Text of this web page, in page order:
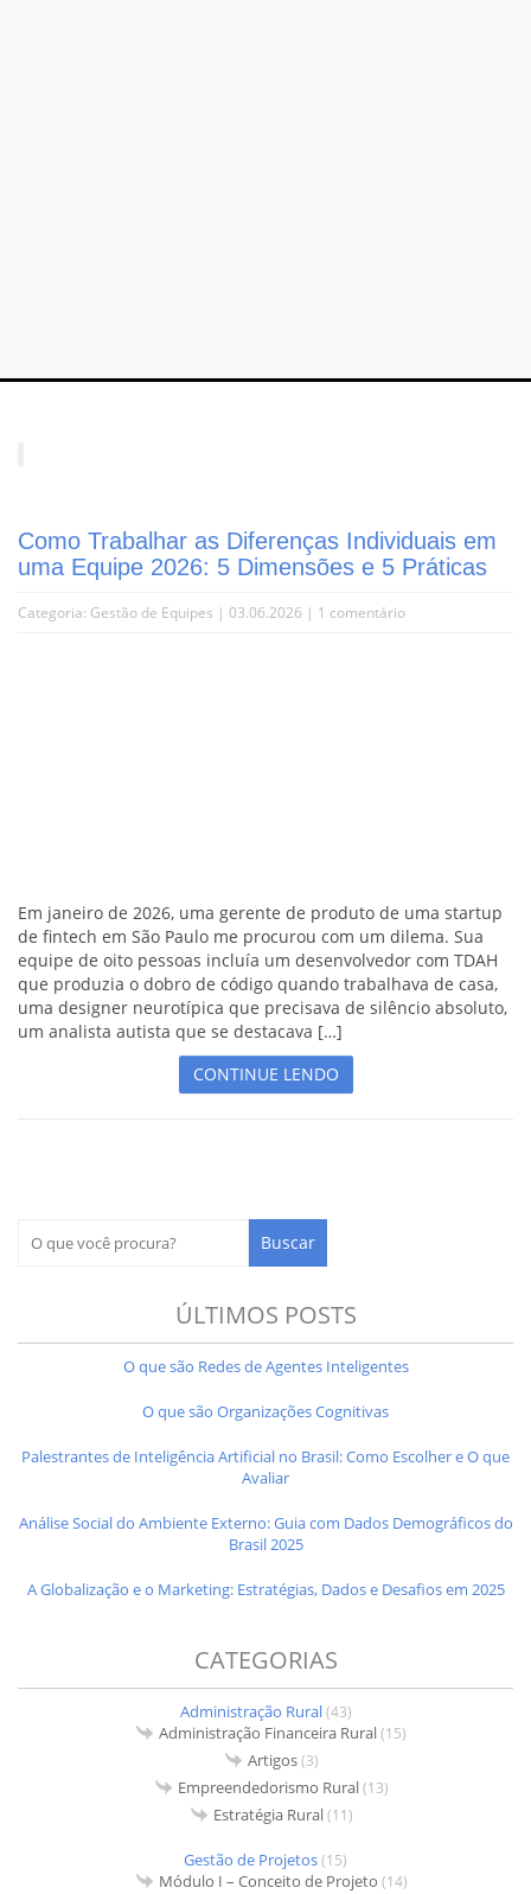
Como Trabalhar as Diferenças Individuais em
uma Equipe 2026: 5 Dimensões e 5 Práticas
Categoria: Gestão de Equipes | 03.06.2026 | 1 comentário
Em janeiro de 2026, uma gerente de produto de uma startup
de fintech em São Paulo me procurou com um dilema. Sua
equipe de oito pessoas incluía um desenvolvedor com TDAH
que produzia o dobro de código quando trabalhava de casa,
uma designer neurotípica que precisava de silêncio absoluto,
um analista autista que se destacava […]
CONTINUE LENDO
ÚLTIMOS POSTS
O que são Redes de Agentes Inteligentes
O que são Organizações Cognitivas
Palestrantes de Inteligência Artificial no Brasil: Como Escolher e O que
Avaliar
Análise Social do Ambiente Externo: Guia com Dados Demográficos do
Brasil 2025
A Globalização e o Marketing: Estratégias, Dados e Desafios em 2025
CATEGORIAS
Administração Rural(43)
Administração Financeira Rural(15)
Artigos(3)
Empreendedorismo Rural(13)
Estratégia Rural(11)
Gestão de Projetos(15)
Módulo I – Conceito de Projeto (14)